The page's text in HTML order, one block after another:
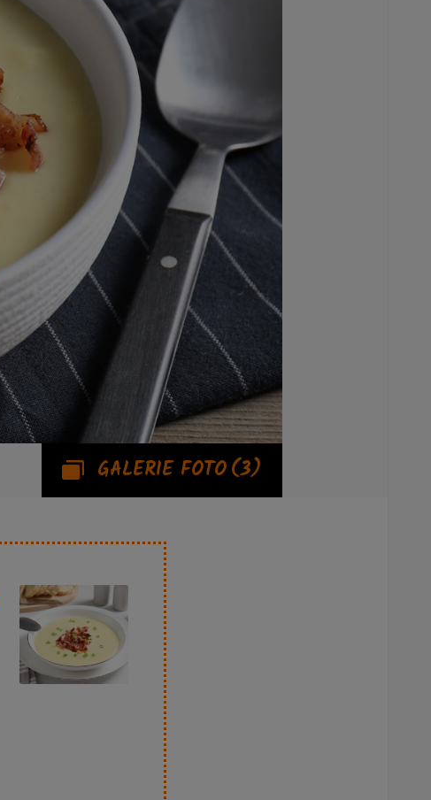
GALERIE FOTO(3)